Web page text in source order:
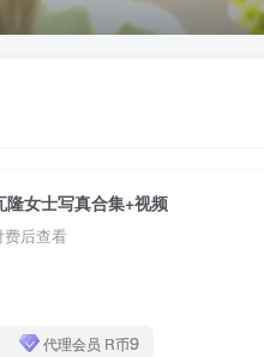
女士写真合集+视频
费后查看
代理会员 R币9